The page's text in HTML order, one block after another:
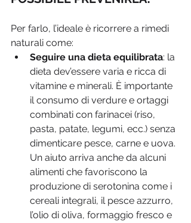
Per farlo, l’ideale è ricorrere a rimedi
naturali come:
Seguire una dieta equilibrata: la
dieta dev’essere varia e ricca di
vitamine e minerali. È importante
il consumo di verdure e ortaggi
combinati con farinacei (riso,
pasta, patate, legumi, ecc.) senza
dimenticare pesce, carne e uova.
Un aiuto arriva anche da alcuni
alimenti che favoriscono la
produzione di serotonina come i
cereali integrali, il pesce azzurro,
l’olio di oliva, formaggio fresco e